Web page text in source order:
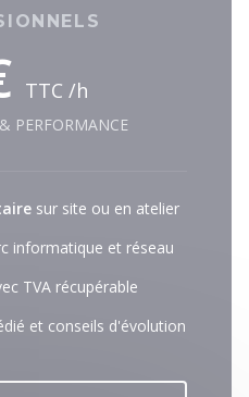
TTC /h
PERFORMANCE
sur site ou en atelier
informatique et réseau
TVA récupérable
et conseils d'évolution